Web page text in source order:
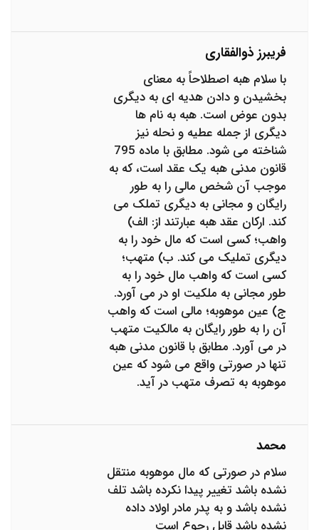
فریبرز ذوالفقاری
با سلام هبه اصطلاحاً به معنای
بخشیدن و دادن هدیه ای به دیگری
بدون عوض است. هبه به نام ها
دیگری از جمله عطیه و نحله نیز
شناخته می شود. مطابق با ماده 795
قانون مدنی هبه یک عقد است، که به
موجب آن شخص مالی را به طور
رایگان و مجانی به دیگری تملک می
کند. ارکان عقد هبه عبارتند از: الف)
واهب؛ کسی است که مال خود را به
دیگری تملیک می کند. ب) متهب؛
کسی است که واهب مال خود را به
طور مجانی به ملکیت او در می آورد.
ج) عین موهوبه؛ مالی است که واهب
آن را به طور رایگان به مالکیت متهب
در می آورد. مطابق با قانون مدنی هبه
تنها در صورتی واقع می شود که عین
موهوبه به تصرف متهب در آید.
محمد
سلام در صورتی که مال موهوبه منتقل
نشده باشد تغییر پیدا نکرده باشد تلف
نشده باشد و به پدر مادر اولاد داده
نشده باشد قابل رجوع است